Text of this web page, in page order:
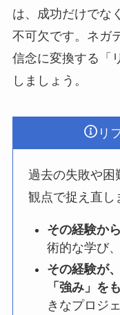
は、成功だけでな
不可欠です。ネガ
信念に変換する「
しましょう。
リ
過去の失敗や困
観点で捉え直し
その経験か
術的な学び
その経験が
「強み」を
きなプロジ